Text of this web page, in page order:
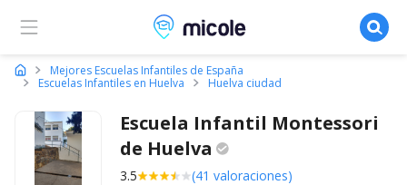
Micole, buscador de colegios
Mejores Escuelas Infantiles de España
Escuelas Infantiles en Huelva
Huelva ciudad
Escuela Infantil Montessori
de Huelva
3.5 (41 valoraciones)